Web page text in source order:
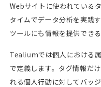
Webサイトに使われている
タイムでデータ分析を実践
ツールにも情報を提供でき
Tealiumでは個人における
で定義します。タグ情報だ
れる個人行動に対してバッ